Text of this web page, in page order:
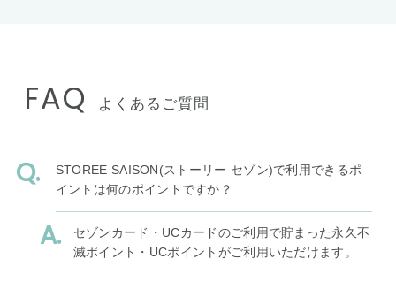
FAQ よくあるご質問
STOREE SAISON(ストーリー セゾン)で利用できるポ
イントは何のポイントですか？
セゾンカード・UCカードのご利用で貯まった永久不
滅ポイント・UCポイントがご利用いただけます。